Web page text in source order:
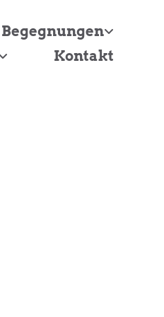
Begegnungen
Kontakt